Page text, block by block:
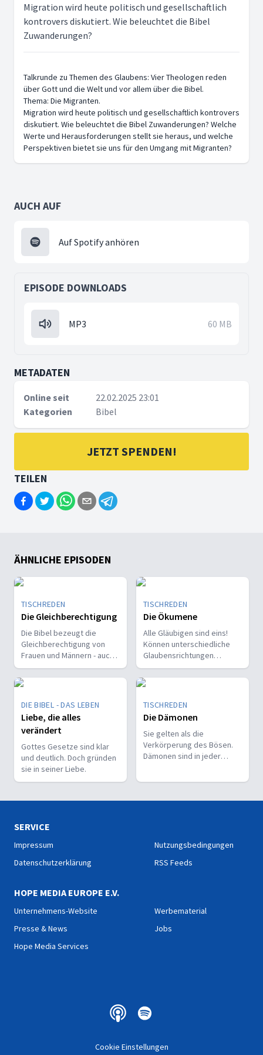
Migration wird heute politisch und gesellschaftlich
kontrovers diskutiert. Wie beleuchtet die Bibel
Zuwanderungen?
Talkrunde zu Themen des Glaubens: Vier Theologen reden
über Gott und die Welt und vor allem über die Bibel.
Thema: Die Migranten.
Migration wird heute politisch und gesellschaftlich kontrovers
diskutiert. Wie beleuchtet die Bibel Zuwanderungen? Welche
Werte und Herausforderungen stellt sie heraus, und welche
Perspektiven bietet sie uns für den Umgang mit Migranten?
AUCH AUF
Auf Spotify anhören
EPISODE DOWNLOADS
MP3 60 MB
METADATEN
Online seit
22.02.2025 23:01
Kategorien
Bibel
JETZT SPENDEN!
TEILEN
ÄHNLICHE EPISODEN
TISCHREDEN
Die Gleichberechtigung
Die Bibel bezeugt die
Gleichberechtigung von
Frauen und Männern - auch
im Hinblick auf religiöses
Engagement.
TISCHREDEN
Die Ökumene
Alle Gläubigen sind eins!
Können unterschiedliche
Glaubensrichtungen
zusammenfinden, oder gibt
es unüberwindbare Hürden
im interkonfessionellen
Gespräch?
DIE BIBEL - DAS LEBEN
Liebe, die alles
verändert
Gottes Gesetze sind klar
und deutlich. Doch gründen
sie in seiner Liebe.
TISCHREDEN
Die Dämonen
Sie gelten als die
Verkörperung des Bösen.
Dämonen sind in jeder
SERVICE
Impressum
Datenschutzerklärung
Nutzungsbedingungen
RSS Feeds
HOPE MEDIA EUROPE E.V.
Unternehmens-Website
Presse & News
Hope Media Services
Werbematerial
Jobs
Cookie Einstellungen